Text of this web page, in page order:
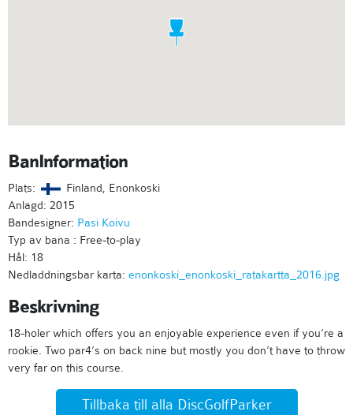
BanInformation
Plats:
Finland, Enonkoski
Anlagd: 2015
Bandesigner: Pasi Koivu
Typ av bana : Free-to-play
Hål: 18
Nedladdningsbar karta: enonkoski_enonkoski_ratakartta_2016.jpg
Beskrivning
18-holer which offers you an enjoyable experience even if you’re a
rookie. Two par4’s on back nine but mostly you don’t have to throw
very far on this course.
Tillbaka till alla DiscGolfParker